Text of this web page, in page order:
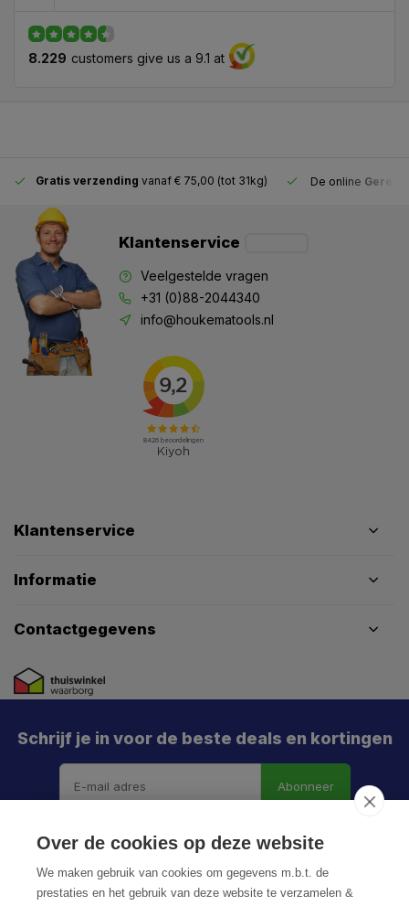
8.229 customers give us a 9.1 at
Gratis verzending vanaf € 75,00 (tot 31kg) De online
Klantenservice
Veelgestelde vragen
+31 (0)88-2044340
info@houkematools.nl
Klantenservice
Informatie
Contactgegevens
Schrijf je in voor de beste deals en kortingen
Abonneer
Over de cookies op deze website
We maken gebruik van cookies om gegevens m.b.t. de
prestaties en het gebruik van deze website te verzamelen &